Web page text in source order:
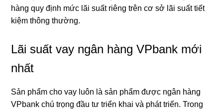
hàng quy định mức lãi suất riêng trên cơ sở lãi suất tiết
kiệm thông thường.
Lãi suất vay ngân hàng VPbank mới
nhất
Sản phẩm cho vay luôn là sản phẩm được ngân hàng
VPbank chú trọng đầu tư triển khai và phát triển. Trong